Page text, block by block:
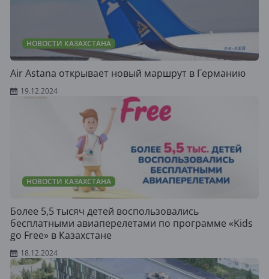
НОВОСТИ КАЗАХСТАНА
Air Astana открывает новый маршрут в Германию
19.12.2024
НОВОСТИ КАЗАХСТАНА
Более 5,5 тысяч детей воспользовались
бесплатными авиаперелетами по программе «Kids
go Free» в Казахстане
18.12.2024